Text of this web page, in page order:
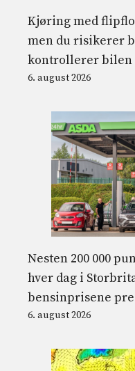
Kjøring med
men du risikerer
kontrollerer bilen
6. august 2026
Nesten 200 000
hver dag i
bensinprisene
6. august 2026